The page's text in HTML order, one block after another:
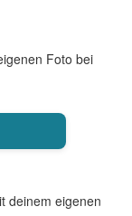
Foto bei
deinem eigenen